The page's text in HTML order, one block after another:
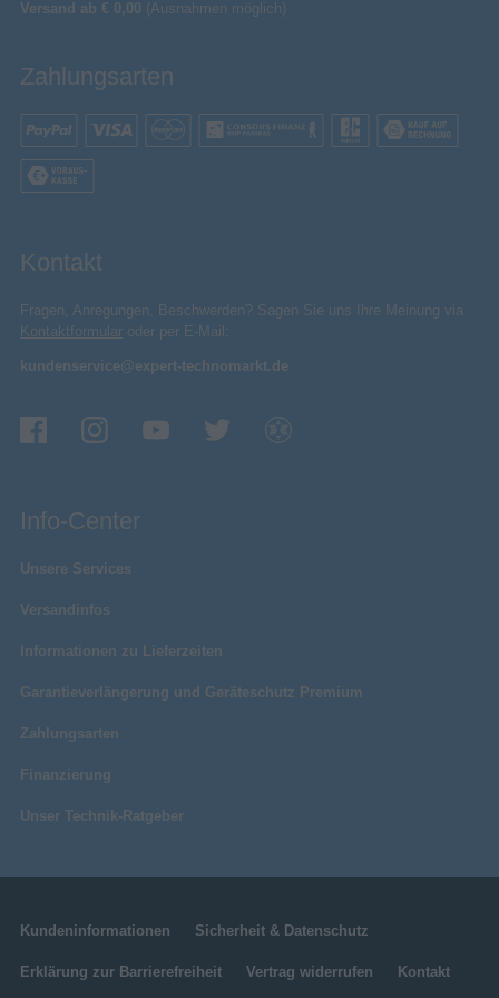
Versand ab € 0,00 (Ausnahmen möglich)
Zahlungsarten
Kontakt
Fragen, Anregungen, Beschwerden? Sagen Sie uns Ihre Meinung via
Kontaktformular oder per E-Mail:
kundenservice@expert-technomarkt.de
Info-Center
Unsere Services
Versandinfos
Informationen zu Lieferzeiten
Garantieverlängerung und Geräteschutz Premium
Zahlungsarten
Finanzierung
Unser Technik-Ratgeber
Kundeninformationen Sicherheit & Datenschutz
Erklärung zur Barrierefreiheit Vertrag widerrufen Kontakt